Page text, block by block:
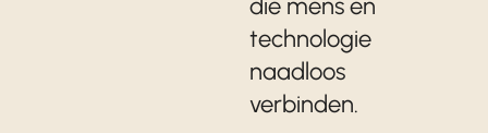
technologie
naadloos
verbinden.